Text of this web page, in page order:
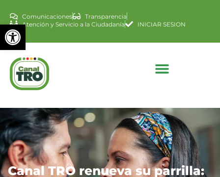
Abrir barra de
Comunicaciones
Transparencia
Atención y Servicio a la Ciudadanía
INICIAR SESION
Canal TRO renueva su parrilla: